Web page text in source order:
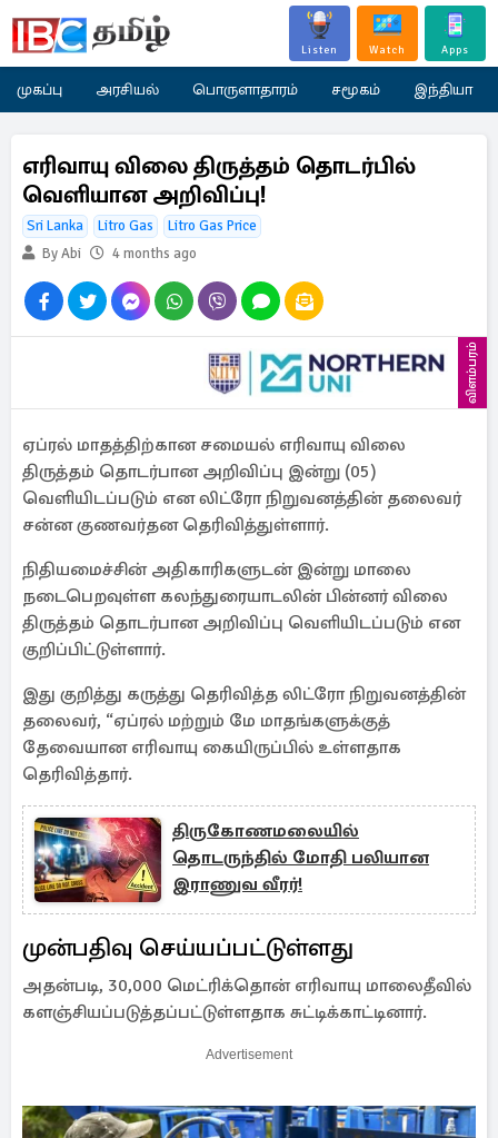
Listen Watch Apps
முகப்பு அரசியல் பொருளாதாரம் சமூகம் இந்தியா
எரிவாயு விலை திருத்தம் தொடர்பில்
வெளியான அறிவிப்பு!
Sri Lanka Litro Gas
Litro Gas Price
By Abi
4 months ago
விளம்பரம்
ஏப்ரல் மாதத்திற்கான சமையல் எரிவாயு விலை
திருத்தம் தொடர்பான அறிவிப்பு இன்று (05)
வெளியிடப்படும் என லிட்ரோ நிறுவனத்தின் தலைவர்
சன்ன குணவர்தன தெரிவித்துள்ளார்.
நிதியமைச்சின் அதிகாரிகளுடன் இன்று மாலை
நடைபெறவுள்ள கலந்துரையாடலின் பின்னர் விலை
திருத்தம் தொடர்பான அறிவிப்பு வெளியிடப்படும் என
குறிப்பிட்டுள்ளார்.
இது குறித்து கருத்து தெரிவித்த லிட்ரோ நிறுவனத்தின்
தலைவர், “ஏப்ரல் மற்றும் மே மாதங்களுக்குத்
தேவையான எரிவாயு கையிருப்பில் உள்ளதாக
தெரிவித்தார்.
திருகோணமலையில்
தொடருந்தில் மோதி பலியான
இராணுவ வீரர்!
முன்பதிவு செய்யப்பட்டுள்ளது
அதன்படி, 30,000 மெட்ரிக்தொன் எரிவாயு மாலைதீவில்
களஞ்சியப்படுத்தப்பட்டுள்ளதாக சுட்டிக்காட்டினார்.
Advertisement